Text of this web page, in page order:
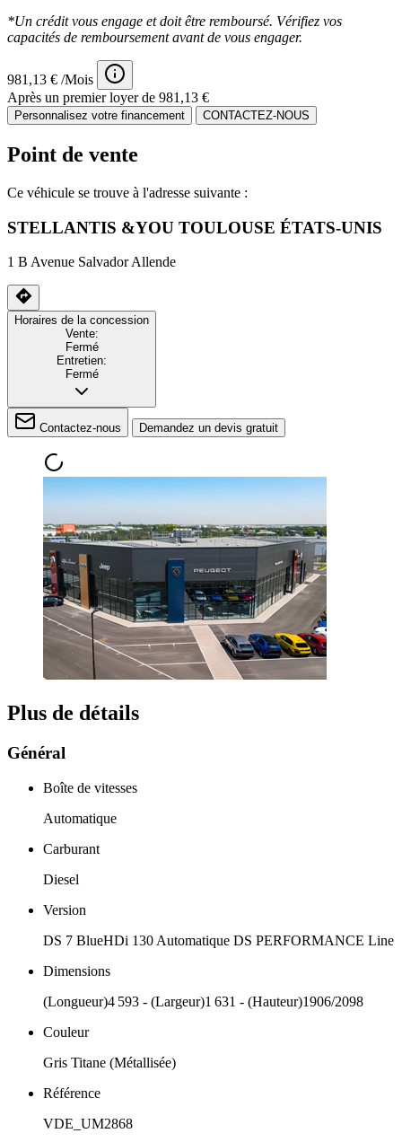
*Un crédit vous engage et doit être remboursé. Vérifiez vos
capacités de remboursement avant de vous engager.
981,13 € /Mois
Après un premier loyer de 981,13 €
Personnalisez votre financement CONTACTEZ-NOUS
Point de vente
Ce véhicule se trouve à l'adresse suivante :
STELLANTIS &YOU TOULOUSE ÉTATS-UNIS
1 B Avenue Salvador Allende
Horaires de la concession
Vente:
Fermé
Entretien:
Fermé
Contactez-nous Demandez un devis gratuit
Plus de détails
Général
Boîte de vitesses
Automatique
Carburant
Diesel
Version
DS 7 BlueHDi 130 Automatique DS PERFORMANCE Line
Dimensions
(Longueur)4 593 - (Largeur)1 631 - (Hauteur)1906/2098
Couleur
Gris Titane (Métallisée)
Référence
VDE_UM2868